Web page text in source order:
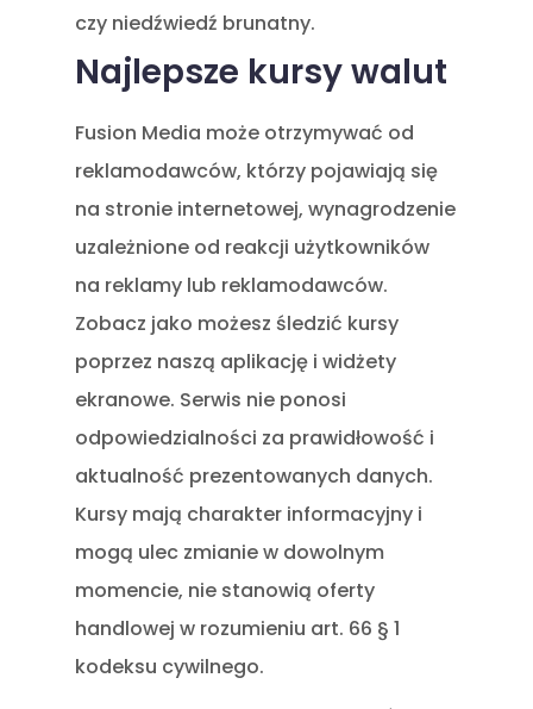
czy niedźwiedź brunatny.
Najlepsze kursy walut
Fusion Media może otrzymywać od
reklamodawców, którzy pojawiają się
na stronie internetowej, wynagrodzenie
uzależnione od reakcji użytkowników
na reklamy lub reklamodawców.
Zobacz jako możesz śledzić kursy
poprzez naszą aplikację i widżety
ekranowe. Serwis nie ponosi
odpowiedzialności za prawidłowość i
aktualność prezentowanych danych.
Kursy mają charakter informacyjny i
mogą ulec zmianie w dowolnym
momencie, nie stanowią oferty
handlowej w rozumieniu art. 66 § 1
kodeksu cywilnego.